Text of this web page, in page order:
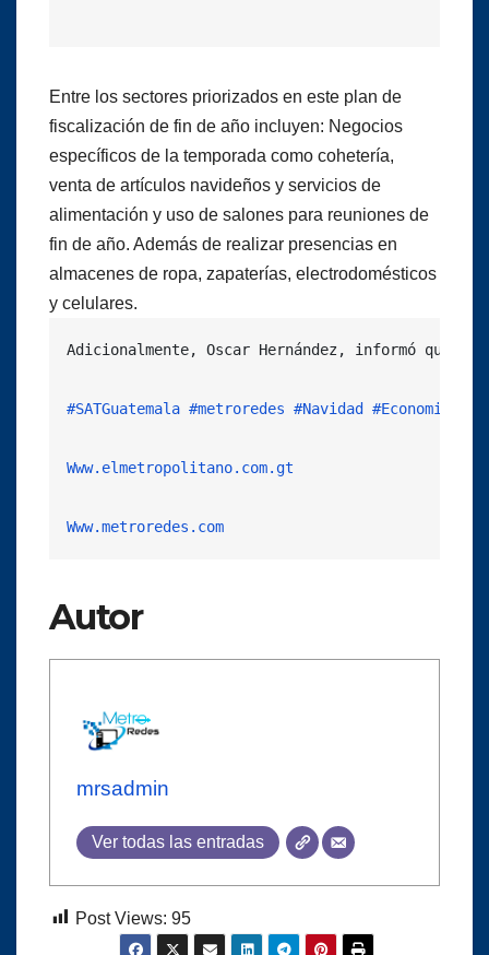
Entre los sectores priorizados en este plan de
fiscalización de fin de año incluyen: Negocios
específicos de la temporada como cohetería,
venta de artículos navideños y servicios de
alimentación y uso de salones para reuniones de
fin de año. Además de realizar presencias en
almacenes de ropa, zapaterías, electrodomésticos
y celulares.
Adicionalmente, Oscar Hernández, informó
#SATGuatemala #metroredes #Navidad #Economia
Www.elmetropolitano.com.gt
Www.metroredes.com
Autor
mrsadmin
Ver todas las entradas
Post Views: 95